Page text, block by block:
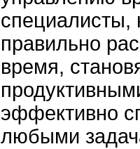
специалисты,
правильно
время,
эффективно
любыми